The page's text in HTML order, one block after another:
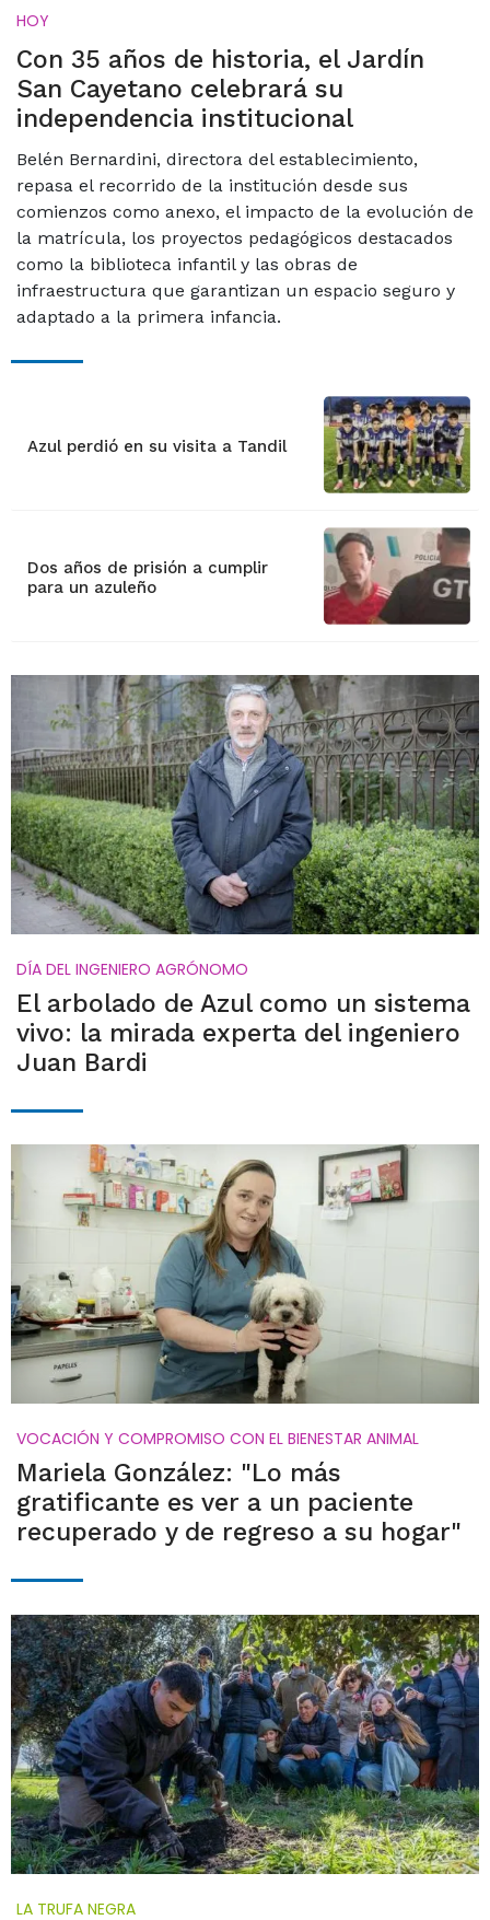
HOY
Con 35 años de historia, el Jardín
San Cayetano celebrará su
independencia institucional
Belén Bernardini, directora del establecimiento,
repasa el recorrido de la institución desde sus
comienzos como anexo, el impacto de la evolución de
la matrícula, los proyectos pedagógicos destacados
como la biblioteca infantil y las obras de
infraestructura que garantizan un espacio seguro y
adaptado a la primera infancia.
Azul perdió en su visita a Tandil
Dos años de prisión a cumplir
para un azuleño
DÍA DEL INGENIERO AGRÓNOMO
El arbolado de Azul como un sistema
vivo: la mirada experta del ingeniero
Juan Bardi
VOCACIÓN Y COMPROMISO CON EL BIENESTAR ANIMAL
Mariela González: "Lo más
gratificante es ver a un paciente
recuperado y de regreso a su hogar"
LA TRUFA NEGRA